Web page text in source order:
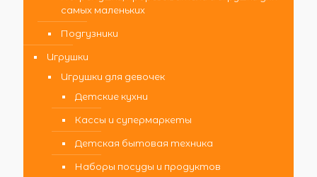
самых маленьких
Подгузники
Игрушки
Игрушки для девочек
Детские кухни
Кассы и супермаркеты
Детская бытовая техника
Наборы посуды и продуктов